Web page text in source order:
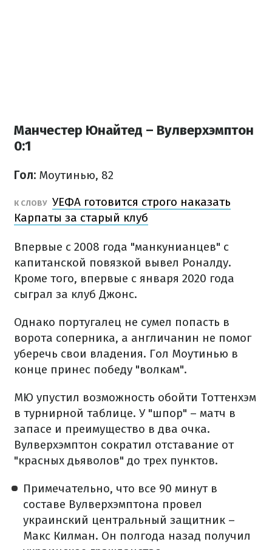
Манчестер Юнайтед – Вулверхэмптон
0:1
Гол: Моутинью, 82
К СЛОВУ УЕФА готовится строго наказать
Карпаты за старый клуб
Впервые с 2008 года "манкунианцев" с
капитанской повязкой вывел Роналду.
Кроме того, впервые с января 2020 года
сыграл за клуб Джонс.
Однако португалец не сумел попасть в
ворота соперника, а англичанин не помог
уберечь свои владения. Гол Моутинью в
конце принес победу "волкам".
МЮ упустил возможность обойти Тоттенхэм
в турнирной таблице. У "шпор" – матч в
запасе и преимущество в два очка.
Вулверхэмптон сократил отставание от
"красных дьяволов" до трех пунктов.
Примечательно, что все 90 минут в
составе Вулверхэмптона провел
украинский центральный защитник –
Макс Килман. Он полгода назад получил